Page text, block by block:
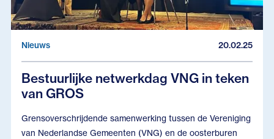
Nieuws 20.02.25
Bestuurlijke netwerkdag VNG in teken
van GROS
Grensoverschrijdende samenwerking tussen de Vereniging
van Nederlandse Gemeenten (VNG) en de oosterburen